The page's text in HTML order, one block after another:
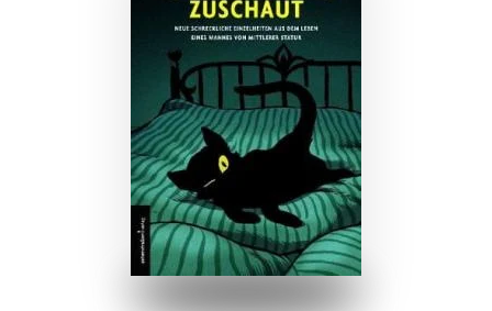
ZUM BUCH